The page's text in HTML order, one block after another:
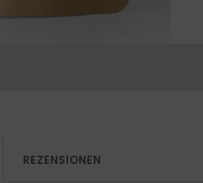
REZENSIONEN